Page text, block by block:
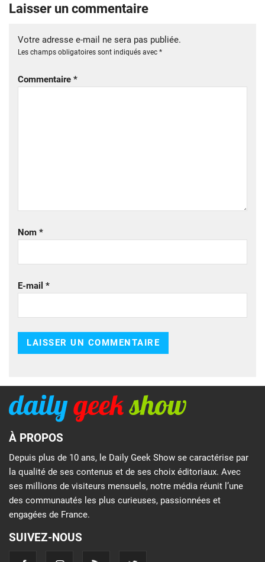
Laisser un commentaire
Votre adresse e-mail ne sera pas publiée.
Les champs obligatoires sont indiqués avec *
Commentaire *
Nom *
E-mail *
À PROPOS
Depuis plus de 10 ans, le Daily Geek Show se caractérise par
la qualité de ses contenus et de ses choix éditoriaux. Avec
ses millions de visiteurs mensuels, notre média réunit l’une
des communautés les plus curieuses, passionnées et
engagées de France.
SUIVEZ-NOUS